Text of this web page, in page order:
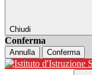
Chiudi
Conferma
Annulla Conferma